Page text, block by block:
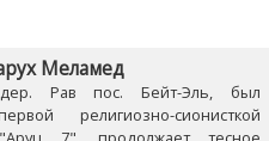
Меламед
Рав пос. Бейт-Эль, был
религиозно-сионисткой